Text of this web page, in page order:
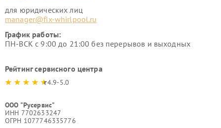
для юридических лиц
manager@fix-whirlpool.ru
График работы:
ПН-ВСК с 9:00 до 21:00 без перерывов и выходных
Рейтинг сервисного центра
4.9-5.0
ООО "Русервис"
ИНН 7702633247
ОГРН 1077746335776